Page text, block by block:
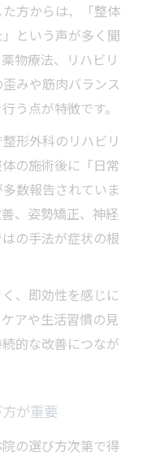
方からは、「整体
という声が多く聞
物療法、リハビリ
みや筋肉バランス
う点が特徴です。
形外科のリハビリ
の施術後に「日常
数報告されていま
、姿勢矯正、神経
の手法が症状の根
、即効性を感じに
アや生活習慣の見
的な改善につなが
が重要
の選び方次第で得